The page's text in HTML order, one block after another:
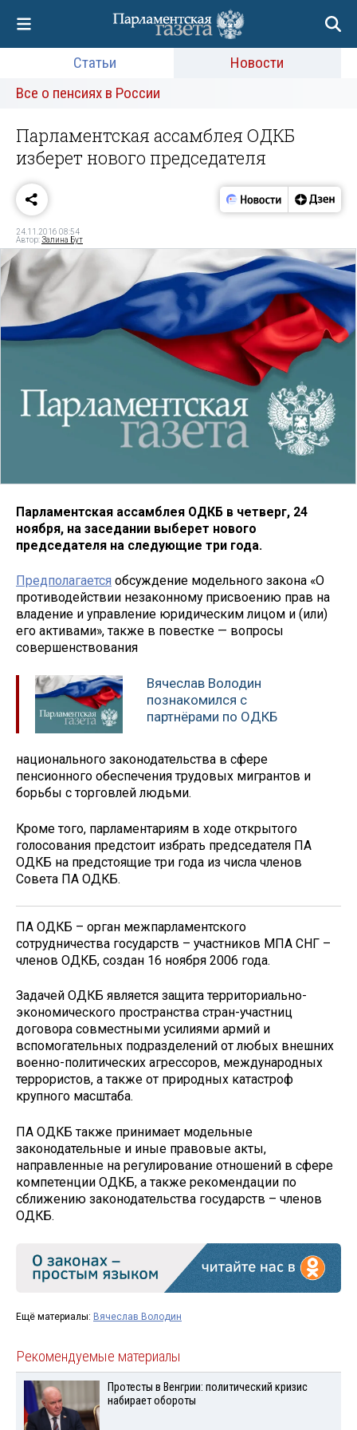
Статьи
Новости
Все о пенсиях в России
Парламентская ассамблея ОДКБ
изберет нового председателя
24.11.2016 08:54
Автор:Залина Бут
Парламентская ассамблея ОДКБ в четверг, 24
ноября, на заседании выберет нового
председателя на следующие три года.
Предполагается обсуждение модельного закона «О
противодействии незаконному присвоению прав на
владение и управление юридическим лицом и (или)
его активами», также в повестке — вопросы
совершенствования
Вячеслав Володин
познакомился с
партнёрами по ОДКБ
национального законодательства в сфере
пенсионного обеспечения трудовых мигрантов и
борьбы с торговлей людьми.
Кроме того, парламентариям в ходе открытого
голосования предстоит избрать председателя ПА
ОДКБ на предстоящие три года из числа членов
Совета ПА ОДКБ.
​​ПА ОДКБ – орган межпарламентского
сотрудничества государств – участников МПА СНГ –
членов ОДКБ, создан 16 ноября 2006 года.
Задачей ОДКБ является защита территориально-
экономического пространства стран-участниц
договора совместными усилиями армий и
вспомогательных подразделений от любых внешних
военно-политических агрессоров, международных
террористов, а также от природных катастроф
крупного масштаба.
ПА ОДКБ также принимает модельные
законодательные и иные правовые акты,
направленные на регулирование отношений в сфере
компетенции ОДКБ, а также рекомендации по
сближению законодательства государств – членов
ОДКБ.
Ещё материалы: Вячеслав Володин
Рекомендуемые материалы
Протесты в Венгрии: политический кризис
набирает обороты